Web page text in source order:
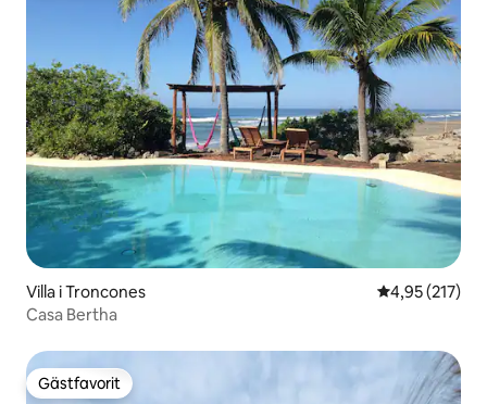
Villa i Troncones 4,95 av 5 i
4,95 (217)
Casa Bertha
Gästfavorit
Gästfavorit